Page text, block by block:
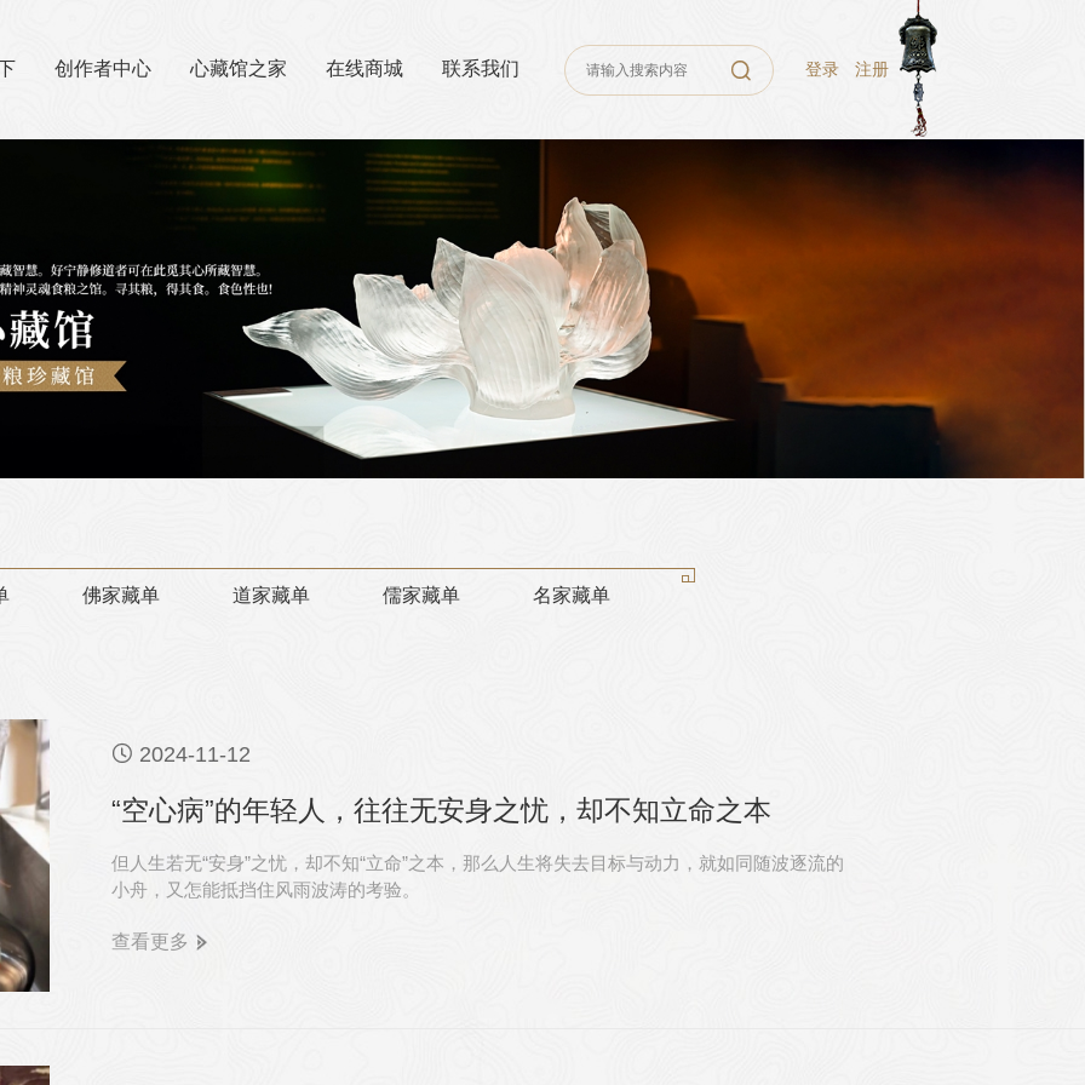
创作者中心 心藏馆之家 在线商城 联系我们 登录 注册
佛家藏单 道家藏单 儒家藏单 名家藏单
 2024-11-12
“空心病”的年轻人，往往无安身之忧，却不知立命之本
但人生若无“安身”之忧，却不知“立命”之本，那么人生将失去目标与动力，就如同随波逐流的
小舟，又怎能抵挡住风雨波涛的考验。
查看更多